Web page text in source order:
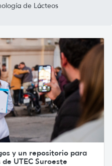
de Lácteos
y un repositorio para
UTEC Suroeste